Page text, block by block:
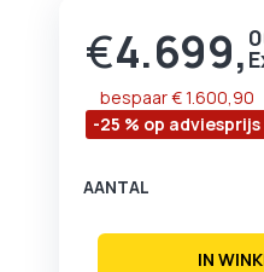
Prijs
€4.699,
-25 % op adviesprijs
bespaar€ 1.600,90
AANTAL
IN
afbeeldingen-